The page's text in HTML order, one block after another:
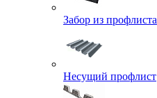
Забор из профлиста
Несущий профлист